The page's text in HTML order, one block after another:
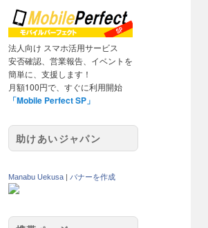
法人向け スマホ活用サービス
安否確認、営業報告、イベントを
簡単に、支援します！
月額100円で、すぐに利用開始
「Mobile Perfect SP」
助けあいジャパン
Manabu Uekusa バナーを作成